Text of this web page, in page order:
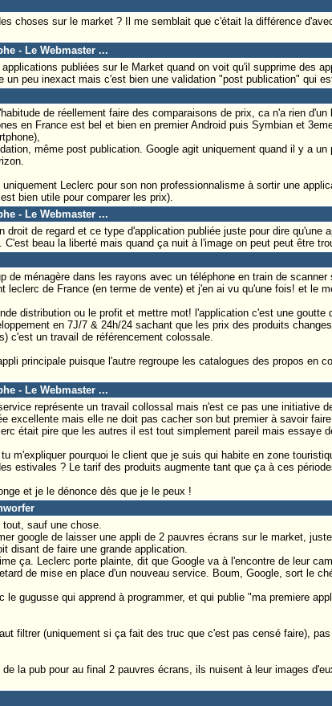
choses sur le market ? Il me semblait que c'était la différence
- Le Webmaster ...
publiées sur le Market quand on voit qu'il supprime des
un peu inexact mais c'est bien une validation "post publication" qui
de réellement faire des comparaisons de prix, ca n'a rien d'un
en France est bel et bien en premier Android puis Symbian et
même post publication. Google agit uniquement quand il y a un
Leclerc pour son non professionnalisme à sortir une
bien utile pour comparer les prix).
- Le Webmaster ...
droit de regard et ce type d'application publiée juste pour dire qu'une
C'est beau la liberté mais quand ça nuit à l'image on peut peut être
de ménagère dans les rayons avec un téléphone en train de
leclerc de France (en terme de vente) et j'en ai vu qu'une fois! et le
distribution ou le profit et mettre mot! l'application c'est une goutte
en 7J/7 & 24h/24 sachant que les prix des produits
c'est un travail de référencement colossale.
principale puisque l'autre regroupe les catalogues des propos en
- Le Webmaster ...
représente un travail collossal mais n'est ce pas une initiative
excellente mais elle ne doit pas cacher son but premier à savoir
était pire que les autres il est tout simplement pareil mais essaye
m'expliquer pourquoi le client que je suis qui habite en zone
estivales ? Le tarif des produits augmente tant que ça à ces
et je le dénonce dès que je le peux !
sauf une chose.
google de laisser une appli de 2 pauvres écrans sur le market,
disant de faire une grande application.
ça. Leclerc porte plainte, dit que Google va à l'encontre de leur
de mise en place d'un nouveau service. Boum, Google, sort le
le gugusse qui apprend à programmer, et qui publie "ma premiere
filtrer (uniquement si ça fait des truc que c'est pas censé faire),
la pub pour au final 2 pauvres écrans, ils nuisent à leur images